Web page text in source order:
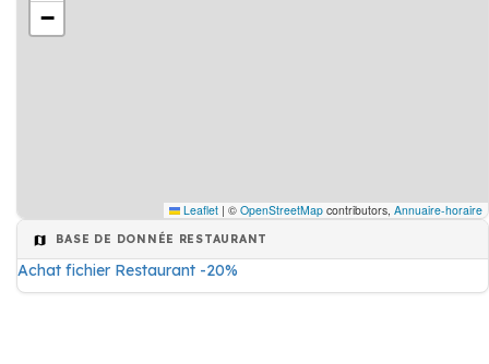
−
Leaflet | © OpenStreetMap contributors, Annuaire-horaire
BASE DE DONNÉE RESTAURANT
Achat fichier Restaurant -20%